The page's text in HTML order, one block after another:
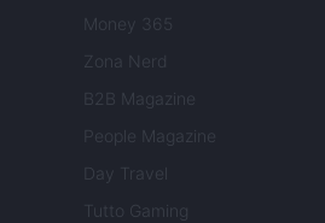
Money 365
Zona Nerd
B2B Magazine
People Magazine
Day Travel
Tutto Gaming